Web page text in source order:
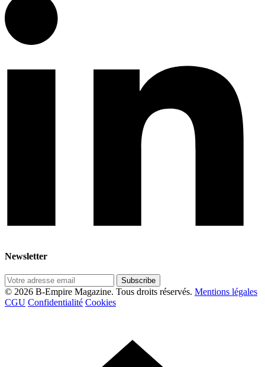
Newsletter
Subscribe
© 2026 B-Empire Magazine. Tous droits réservés. Mentions légales
CGU Confidentialité Cookies